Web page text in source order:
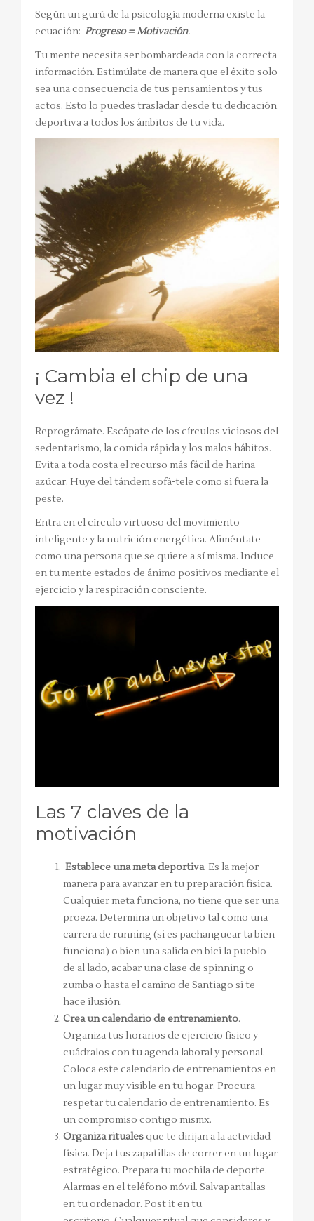
Según un gurú de la psicología moderna existe la
ecuación: Progreso = Motivación.
Tu mente necesita ser bombardeada con la correcta
información. Estimúlate de manera que el éxito solo
sea una consecuencia de tus pensamientos y tus
actos. Esto lo puedes trasladar desde tu dedicación
deportiva a todos los ámbitos de tu vida.
¡ Cambia el chip de una
vez !
Reprográmate. Escápate de los círculos viciosos del
sedentarismo, la comida rápida y los malos hábitos.
Evita a toda costa el recurso más fácil de harina-
azúcar. Huye del tándem sofá-tele como si fuera la
peste.
Entra en el círculo virtuoso del movimiento
inteligente y la nutrición energética. Aliméntate
como una persona que se quiere a sí misma. Induce
en tu mente estados de ánimo positivos mediante el
ejercicio y la respiración consciente.
Las 7 claves de la
motivación
Establece una meta deportiva. Es la mejor
manera para avanzar en tu preparación física.
Cualquier meta funciona, no tiene que ser una
proeza. Determina un objetivo tal como una
carrera de running (si es pachanguear ta bien
funciona) o bien una salida en bici la pueblo
de al lado, acabar una clase de spinning o
zumba o hasta el camino de Santiago si te
hace ilusión.
Crea un calendario de entrenamiento.
Organiza tus horarios de ejercicio físico y
cuádralos con tu agenda laboral y personal.
Coloca este calendario de entrenamientos en
un lugar muy visible en tu hogar. Procura
respetar tu calendario de entrenamiento. Es
un compromiso contigo mismx.
Organiza ritualesque te dirijan a la actividad
física. Deja tus zapatillas de correr en un lugar
estratégico. Prepara tu mochila de deporte.
Alarmas en el teléfono móvil. Salvapantallas
en tu ordenador. Post it en tu